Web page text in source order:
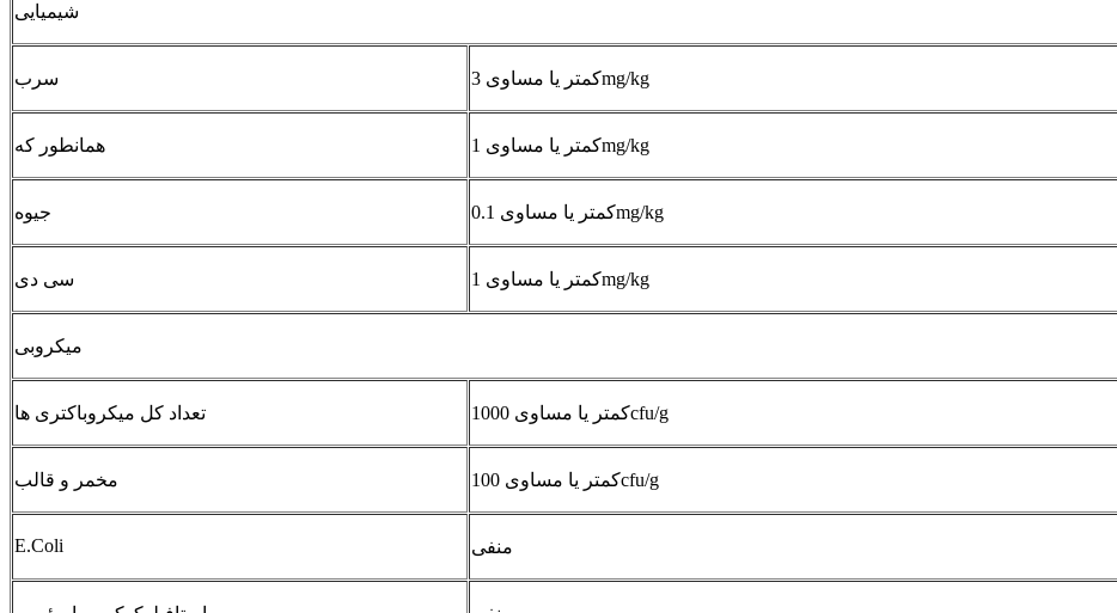
شیمیایی
سرب کمتر یا مساوی 3mg/kg
همانطور که کمتر یا مساوی 1mg/kg
جیوه کمتر یا مساوی 0.1mg/kg
سی دی کمتر یا مساوی 1mg/kg
میکروبی
تعداد کل میکروباکتری ها کمتر یا مساوی 1000cfu/g
مخمر و قالب کمتر یا مساوی 100cfu/g
E.Coli منفی